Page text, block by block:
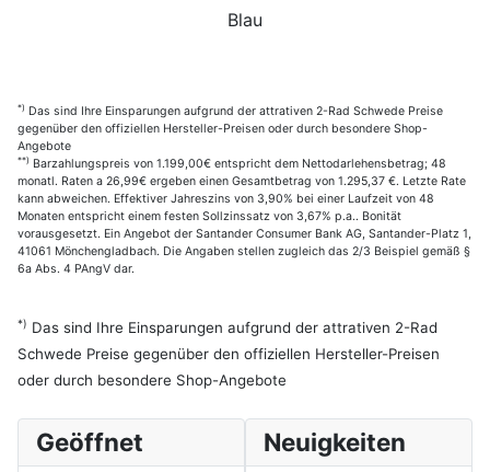
Blau
*) Das sind Ihre Einsparungen aufgrund der attrativen 2-Rad Schwede Preise
gegenüber den offiziellen Hersteller-Preisen oder durch besondere Shop-
Angebote
**) Barzahlungspreis von 1.199,00€ entspricht dem Nettodarlehensbetrag; 48
monatl. Raten a 26,99€ ergeben einen Gesamtbetrag von 1.295,37 €. Letzte Rate
kann abweichen. Effektiver Jahreszins von 3,90% bei einer Laufzeit von 48
Monaten entspricht einem festen Sollzinssatz von 3,67% p.a.. Bonität
vorausgesetzt. Ein Angebot der Santander Consumer Bank AG, Santander-Platz 1,
41061 Mönchengladbach. Die Angaben stellen zugleich das 2/3 Beispiel gemäß §
6a Abs. 4 PAngV dar.
*) Das sind Ihre Einsparungen aufgrund der attrativen 2-Rad
Schwede Preise gegenüber den offiziellen Hersteller-Preisen
oder durch besondere Shop-Angebote
Geöffnet Neuigkeiten